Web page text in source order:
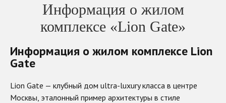
Информация о жилом
комплексе «Lion Gate»
Информация о жилом комплексе Lion
Gate
Lion Gate — клубный дом ultra-luxury класса в центре
Москвы, эталонный пример архитектуры в стиле